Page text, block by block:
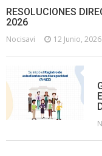
RESOLUCIONES
2026
Nocisavi 12 Junio, 2026